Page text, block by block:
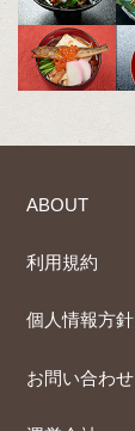
ABOUT
利用規約
個人情報方針
お問い合わせ